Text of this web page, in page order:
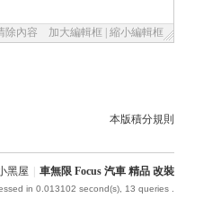
除內容 加大編輯框 縮小編輯框
本版積分規則
黑屋 車無限 Focus 汽車 精品 改裝
in 0.013102 second(s), 13 queries .